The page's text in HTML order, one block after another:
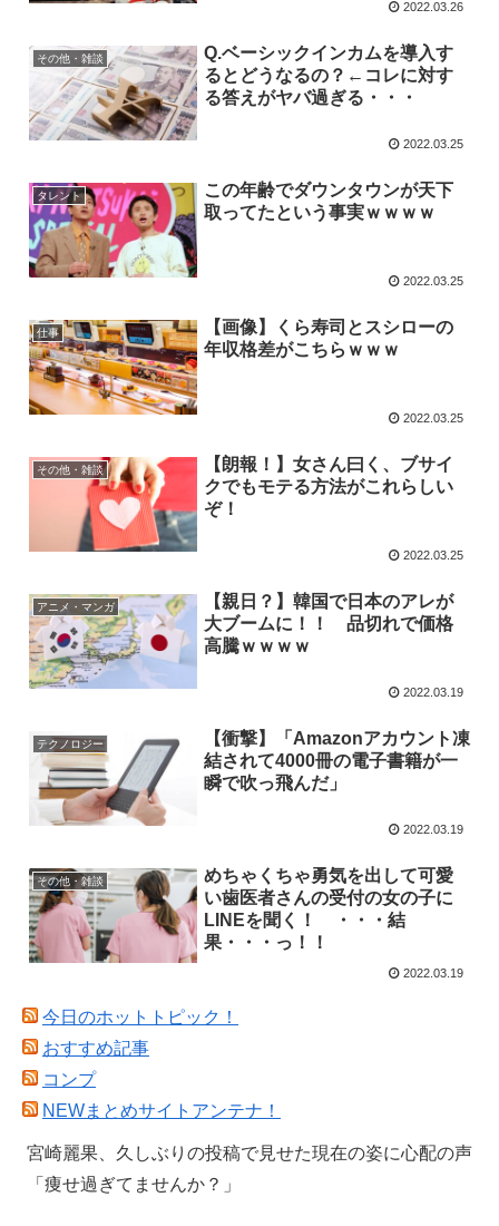
2022.03.26
その他・雑談
Q.ベーシックインカムを導入す
るとどうなるの？←コレに対す
る答えがヤバ過ぎる・・・
2022.03.25
タレント
この年齢でダウンタウンが天下
取ってたという事実ｗｗｗｗ
2022.03.25
仕事
【画像】くら寿司とスシローの
年収格差がこちらｗｗｗ
2022.03.25
その他・雑談
【朗報！】女さん曰く、ブサイ
クでもモテる方法がこれらしい
ぞ！
2022.03.25
アニメ・マンガ
【親日？】韓国で日本のアレが
大ブームに！！ 品切れで価格
高騰ｗｗｗｗ
2022.03.19
テクノロジー
【衝撃】「Amazonアカウント凍
結されて4000冊の電子書籍が一
瞬で吹っ飛んだ」
2022.03.19
その他・雑談
めちゃくちゃ勇気を出して可愛
い歯医者さんの受付の女の子に
LINEを聞く！ ・・・結
果・・・っ！！
2022.03.19
今日のホットトピック！
おすすめ記事
コンプ
NEWまとめサイトアンテナ！
宮崎麗果、久しぶりの投稿で見せた現在の姿に心配の声
「痩せ過ぎてませんか？」